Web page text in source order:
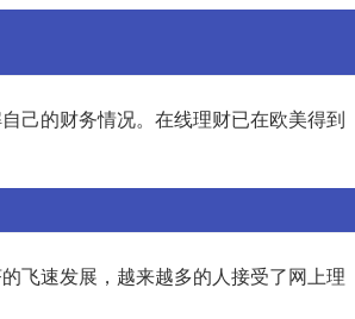
己的财务情况。在线理财已在欧美得到
飞速发展，越来越多的人接受了网上理